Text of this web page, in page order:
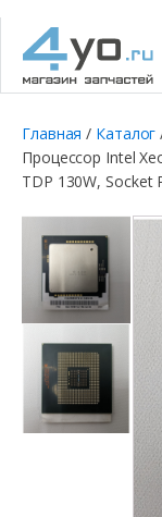
Главная / Каталог
Процессор Intel
TDP 130W, Socket